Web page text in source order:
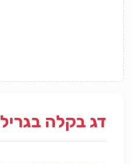
דג בקלה בגריל